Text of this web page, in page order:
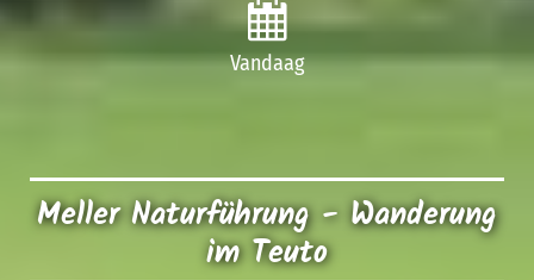
Vandaag
Meller Naturführung - Wanderung
im Teuto